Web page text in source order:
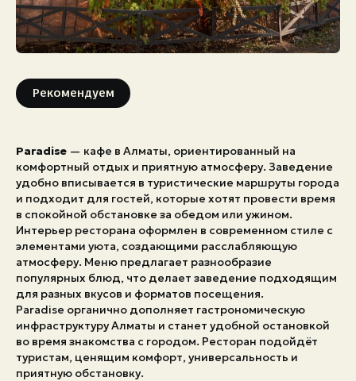
Рекомендуем
Paradise — кафе в Алматы, ориентированный на
комфортный отдых и приятную атмосферу. Заведение
удобно вписывается в туристические маршруты города
и подходит для гостей, которые хотят провести время
в спокойной обстановке за обедом или ужином.
Интерьер ресторана оформлен в современном стиле с
элементами уюта, создающими расслабляющую
атмосферу. Меню предлагает разнообразие
популярных блюд, что делает заведение подходящим
для разных вкусов и форматов посещения.
Paradise органично дополняет гастрономическую
инфраструктуру Алматы и станет удобной остановкой
во время знакомства с городом. Ресторан подойдёт
туристам, ценящим комфорт, универсальность и
приятную обстановку.